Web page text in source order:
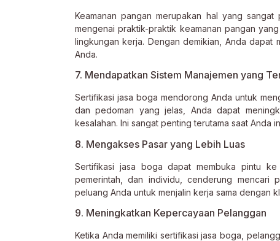
Keamanan pangan merupakan hal yang
mengenai praktik-praktik keamanan pangan
lingkungan kerja. Dengan demikian, Anda dapat
Anda.
7. Mendapatkan Sistem Manajemen yang
Sertifikasi jasa boga mendorong Anda untuk
dan pedoman yang jelas, Anda dapat
kesalahan. Ini sangat penting terutama saat Anda
8. Mengakses Pasar yang Lebih Luas
Sertifikasi jasa boga dapat membuka pintu
pemerintah, dan individu, cenderung mencari
peluang Anda untuk menjalin kerja sama dengan
9. Meningkatkan Kepercayaan Pelanggan
Ketika Anda memiliki sertifikasi jasa boga,